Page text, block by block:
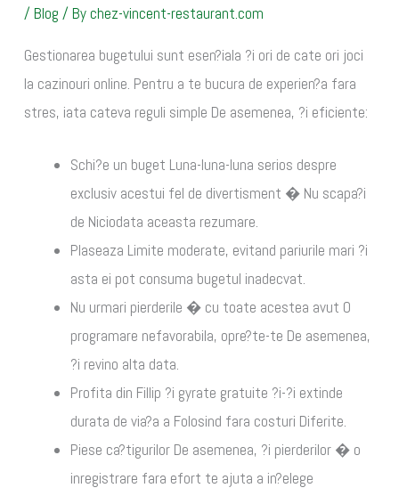
/ Blog / Bychez-vincent-restaurant.com
Gestionarea bugetului sunt esen?iala ?i ori de cate ori joci
la cazinouri online. Pentru a te bucura de experien?a fara
stres, iata cateva reguli simple De asemenea, ?i eficiente:
Schi?e un buget Luna-luna-luna serios despre
exclusiv acestui fel de divertisment � Nu scapa?i
de Niciodata aceasta rezumare.
Plaseaza Limite moderate, evitand pariurile mari ?i
asta ei pot consuma bugetul inadecvat.
Nu urmari pierderile � cu toate acestea avut O
programare nefavorabila, opre?te-te De asemenea,
?i revino alta data.
Profita din Fillip ?i gyrate gratuite ?i-?i extinde
durata de via?a a Folosind fara costuri Diferite.
Piese ca?tigurilor De asemenea, ?i pierderilor � o
inregistrare fara efort te ajuta a in?elege